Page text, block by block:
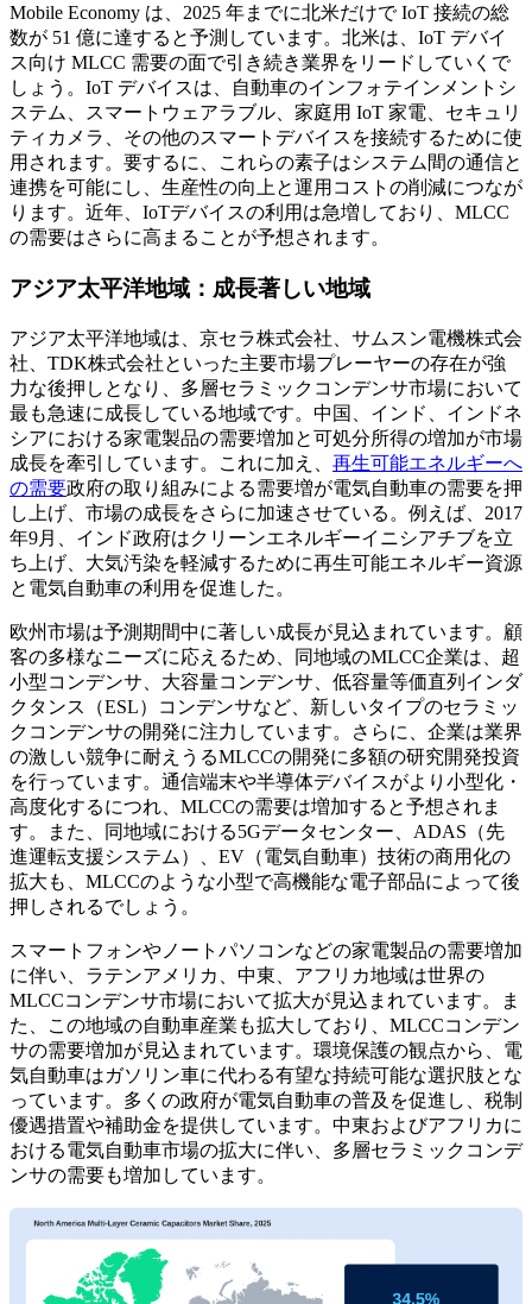
Mobile Economy は、2025 年までに北米だけで IoT 接続の総
数が 51 億に達すると予測しています。北米は、IoT デバイ
ス向け MLCC 需要の面で引き続き業界をリードしていくで
しょう。IoT デバイスは、自動車のインフォテインメントシ
ステム、スマートウェアラブル、家庭用 IoT 家電、セキュリ
ティカメラ、その他のスマートデバイスを接続するために使
用されます。要するに、これらの素子はシステム間の通信と
連携を可能にし、生産性の向上と運用コストの削減につなが
ります。近年、IoTデバイスの利用は急増しており、MLCC
の需要はさらに高まることが予想されます。
アジア太平洋地域：成長著しい地域
アジア太平洋地域は、京セラ株式会社、サムスン電機株式会
社、TDK株式会社といった主要市場プレーヤーの存在が強
力な後押しとなり、多層セラミックコンデンサ市場において
最も急速に成長している地域です。中国、インド、インドネ
シアにおける家電製品の需要増加と可処分所得の増加が市場
成長を牽引しています。これに加え、 再生可能エネルギーへ
の需要政府の取り組みによる需要増が電気自動車の需要を押
し上げ、市場の成長をさらに加速させている。例えば、2017
年9月、インド政府はクリーンエネルギーイニシアチブを立
ち上げ、大気汚染を軽減するために再生可能エネルギー資源
と電気自動車の利用を促進した。
欧州市場は予測期間中に著しい成長が見込まれています。顧
客の多様なニーズに応えるため、同地域のMLCC企業は、超
小型コンデンサ、大容量コンデンサ、低容量等価直列インダ
クタンス（ESL）コンデンサなど、新しいタイプのセラミッ
クコンデンサの開発に注力しています。さらに、企業は業界
の激しい競争に耐えうるMLCCの開発に多額の研究開発投資
を行っています。通信端末や半導体デバイスがより小型化・
高度化するにつれ、MLCCの需要は増加すると予想されま
す。また、同地域における5Gデータセンター、ADAS（先
進運転支援システム）、EV（電気自動車）技術の商用化の
拡大も、MLCCのような小型で高機能な電子部品によって後
押しされるでしょう。
スマートフォンやノートパソコンなどの家電製品の需要増加
に伴い、ラテンアメリカ、中東、アフリカ地域は世界の
MLCCコンデンサ市場において拡大が見込まれています。ま
た、この地域の自動車産業も拡大しており、MLCCコンデン
サの需要増加が見込まれています。環境保護の観点から、電
気自動車はガソリン車に代わる有望な持続可能な選択肢とな
っています。多くの政府が電気自動車の普及を促進し、税制
優遇措置や補助金を提供しています。中東およびアフリカに
おける電気自動車市場の拡大に伴い、多層セラミックコンデ
ンサの需要も増加しています。